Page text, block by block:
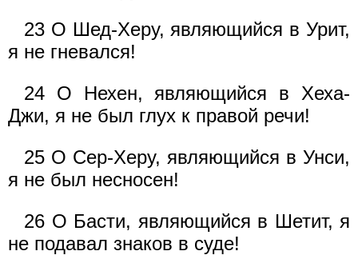
23 О Шед-Херу, являющийся в Урит,
я не гневался!
24 О Нехен, являющийся в Хеха-
Джи, я не был глух к правой речи!
25 О Сер-Херу, являющийся в Унси,
я не был несносен!
26 О Басти, являющийся в Шетит, я
не подавал знаков в суде!